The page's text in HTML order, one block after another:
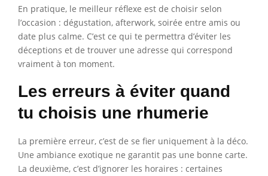
En pratique, le meilleur réflexe est de choisir selon
l’occasion : dégustation, afterwork, soirée entre amis ou
date plus calme. C’est ce qui te permettra d’éviter les
déceptions et de trouver une adresse qui correspond
vraiment à ton moment.
Les erreurs à éviter quand
tu choisis une rhumerie
La première erreur, c’est de se fier uniquement à la déco.
Une ambiance exotique ne garantit pas une bonne carte.
La deuxième, c’est d’ignorer les horaires : certaines